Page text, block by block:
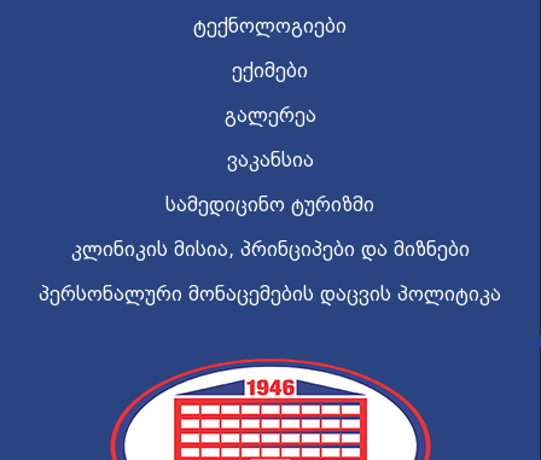
ტექნოლოგიები
ექიმები
გალერეა
ვაკანსია
სამედიცინო ტურიზმი
კლინიკის მისია, პრინციპები და მიზნები
პერსონალური მონაცემების დაცვის პოლიტიკა